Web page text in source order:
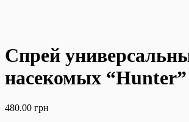
Спрей
насекомых
480.00 грн